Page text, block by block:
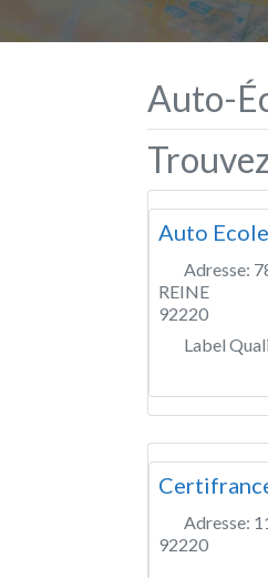
Auto-
Auto
Adresse:
REINE
92220
Label
Adresse:
92220